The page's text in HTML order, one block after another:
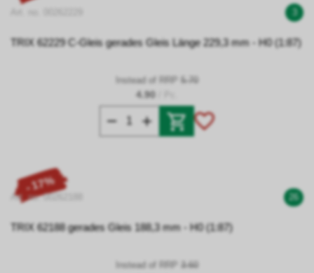
TRIX 62229 C-Gleis gerades Gleis Länge 229,3 mm - H0 (1:87)
Instead of RRP 5.70
4.90
- 17%
26
Art. no. 00262188
TRIX 62188 gerades Gleis 188,3 mm - H0 (1:87)
Instead of RRP 3.60